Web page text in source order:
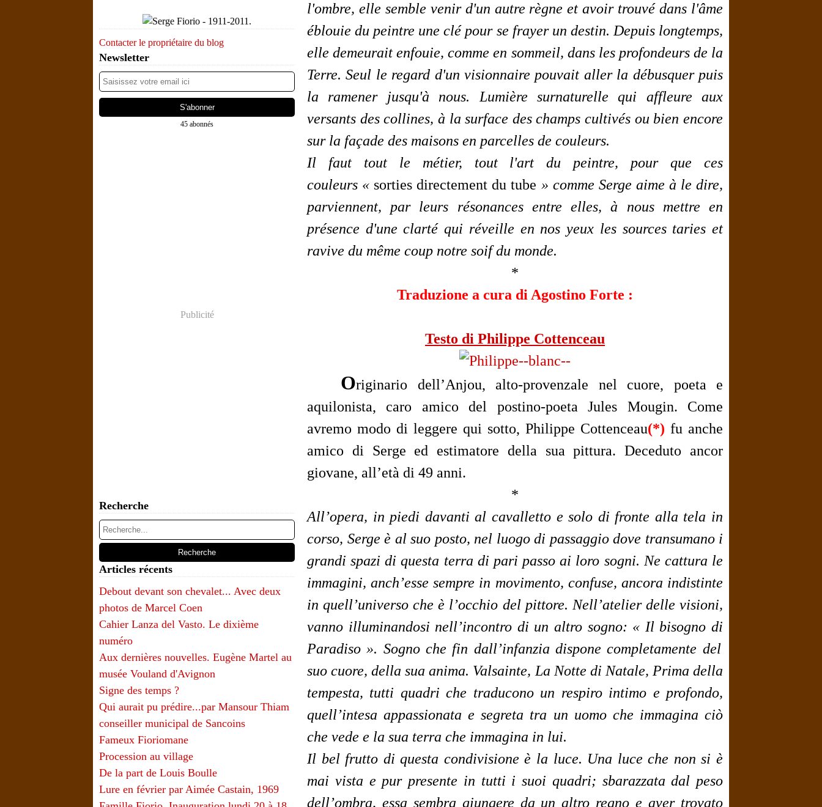
Contacter le propriétaire du blog
Newsletter
45 abonnés
Publicité
Recherche
Articles récents
Debout devant son chevalet... Avec deux
photos de Marcel Coen
Cahier Lanza del Vasto. Le dixième
numéro
Aux dernières nouvelles. Eugène Martel au
musée Vouland d'Avignon
Signe des temps ?
Qui aurait pu prédire...par Mansour Thiam
conseiller municipal de Sancoins
Fameux Fioriomane
Procession au village
De la part de Louis Boulle
Lure en février par Aimée Castain, 1969
l'ombre, elle semble venir d'un autre règne et avoir trouvé dans l'âme
éblouie du peintre une clé pour se frayer un destin. Depuis longtemps,
elle demeurait enfouie, comme en sommeil, dans les profondeurs de la
Terre. Seul le regard d'un visionnaire pouvait aller la débusquer puis
la ramener jusqu'à nous. Lumière surnaturelle qui affleure aux
versants des collines, à la surface des champs cultivés ou bien encore
sur la façade des maisons en parcelles de couleurs.
Il faut tout le métier, tout l'art du peintre, pour que ces
couleurs « sorties directement du tube » comme Serge aime à le dire,
parviennent, par leurs résonances entre elles, à nous mettre en
présence d'une clarté qui réveille en nos yeux les sources taries et
ravive du même coup notre soif du monde.
*
Traduzione a cura di Agostino Forte :
Testo di Philippe Cottenceau
Originario dell’Anjou, alto-provenzale nel cuore, poeta e
aquilonista, caro amico del postino-poeta Jules Mougin. Come
avremo modo di leggere qui sotto, Philippe Cottenceau(*) fu anche
amico di Serge ed estimatore della sua pittura. Deceduto ancor
giovane, all’età di 49 anni.
*
All’opera, in piedi davanti al cavalletto e solo di fronte alla tela in
corso, Serge è al suo posto, nel luogo di passaggio dove transumano i
grandi spazi di questa terra di pari passo ai loro sogni. Ne cattura le
immagini, anch’esse sempre in movimento, confuse, ancora indistinte
in quell’universo che è l’occhio del pittore. Nell’atelier delle visioni,
vanno illuminandosi nell’incontro di un altro sogno: « Il bisogno di
Paradiso ». Sogno che fin dall’infanzia dispone completamente del
suo cuore, della sua anima. Valsainte, La Notte di Natale, Prima della
tempesta, tutti quadri che traducono un respiro intimo e profondo,
quell’intesa appassionata e segreta tra un uomo che immagina ciò
che vede e la sua terra che immagina in lui.
Il bel frutto di questa condivisione è la luce. Una luce che non si è
mai vista e pur presente in tutti i suoi quadri; sbarazzata dal peso
dell’ombra, essa sembra giungere da un altro regno e aver trovato